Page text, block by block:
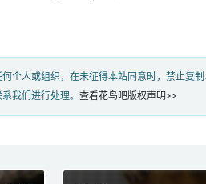
个人或组织，在未征得本站同意时，禁止复
我们进行处理。 查看花鸟吧版权声明>>